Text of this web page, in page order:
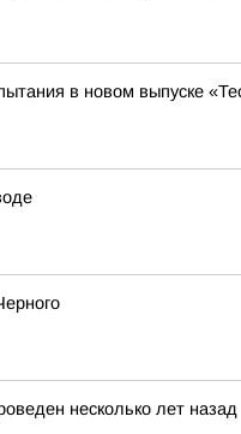
в новом выпуске
несколько лет назад